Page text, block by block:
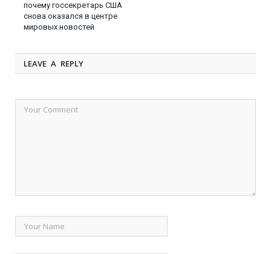
почему госсекретарь США
снова оказался в центре
мировых новостей
LEAVE A REPLY